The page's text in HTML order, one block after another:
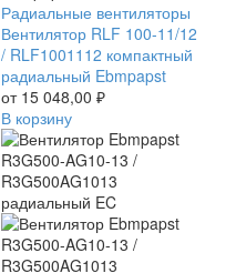
Вентилятор
RLF
100-
11/12
/
RLF1001112
компактный
радиальный
Ebmpapst
Радиальные вентиляторы
Вентилятор RLF 100-11/12
/ RLF1001112 компактный
радиальный Ebmpapst
от 15 048,00 ₽
В корзину